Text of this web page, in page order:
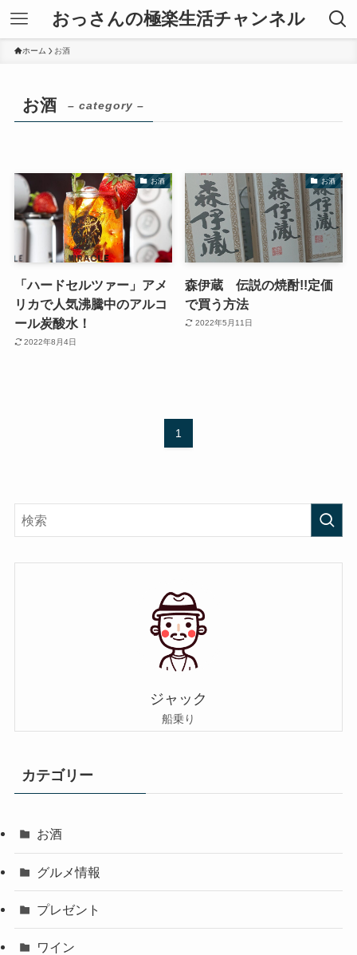
おっさんの極楽生活チャンネル
ホーム お酒
お酒 – category –
お酒
「ハードセルツァー」アメ
リカで人気沸騰中のアルコ
ール炭酸水！
2022年8月4日
お酒
森伊蔵 伝説の焼酎!!定価
で買う方法
2022年5月11日
1
ジャック
船乗り
カテゴリー
お酒
グルメ情報
プレゼント
ワイン